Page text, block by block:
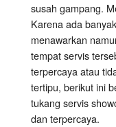
susah gampang.
Karena ada
menawarkan
tempat servis
terpercaya atau
tertipu, berikut ini
tukang servis
dan terpercaya.